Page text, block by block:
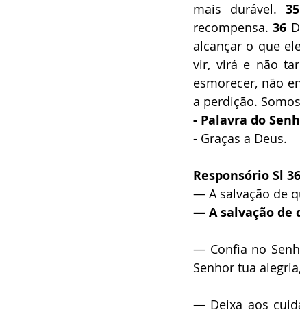
mais durável. 35
recompensa. 36
alcançar o que
vir, virá e não
esmorecer, não
a perdição.
- Palavra do
- Graças a Deus.
Responsório Sl
— A salvação de
— A salvação de
— Confia no
Senhor tua
— Deixa aos